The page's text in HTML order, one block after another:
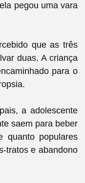
pegou uma vara
que as três
duas. A criança
para o
a adolescente
saem para beber
quanto populares
tratos e abandono